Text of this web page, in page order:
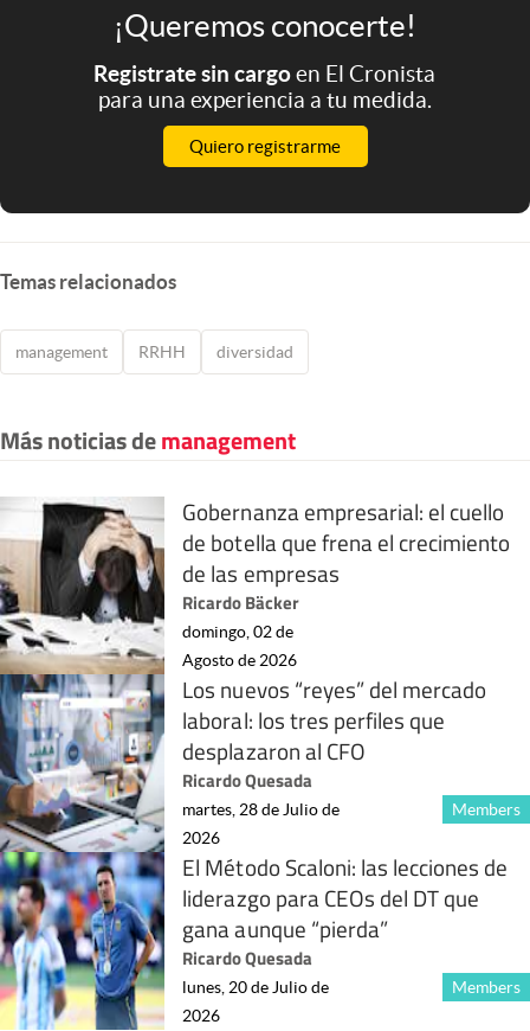
¡Queremos conocerte!
Registrate sin cargoen El Cronista
para una experiencia a tu medida.
Quiero registrarme
Temas relacionados
management RRHH diversidad
Más noticias demanagement
Gobernanza empresarial: el cuello
de botella que frena el crecimiento
de las empresas
Ricardo Bäcker
domingo, 02 de
Agosto de 2026
Los nuevos “reyes” del mercado
laboral: los tres perfiles que
desplazaron al CFO
Ricardo Quesada
Members
martes, 28 de Julio de
2026
El Método Scaloni: las lecciones de
liderazgo para CEOs del DT que
gana aunque “pierda”
Ricardo Quesada
Members
lunes, 20 de Julio de
2026